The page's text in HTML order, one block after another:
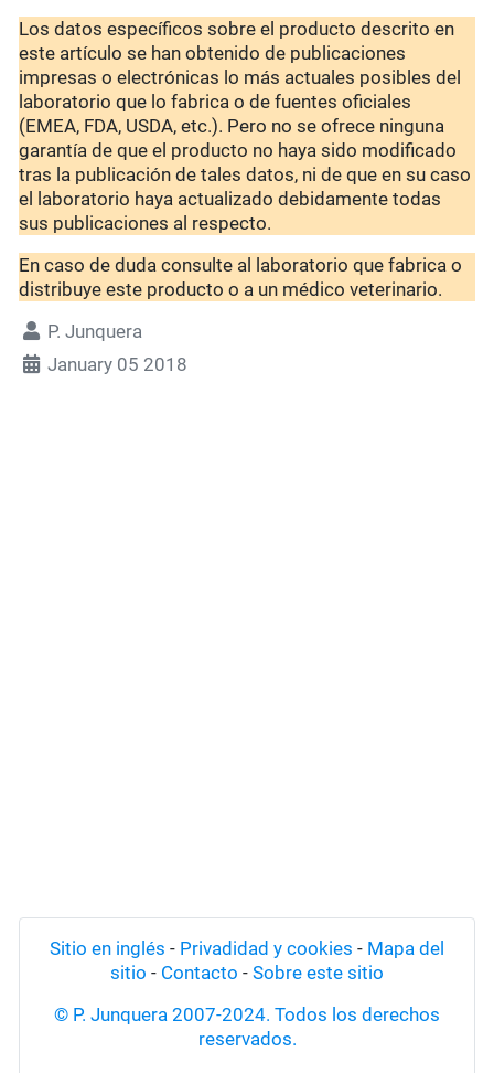
Los datos específicos sobre el producto descrito en
este artículo se han obtenido de publicaciones
impresas o electrónicas lo más actuales posibles del
laboratorio que lo fabrica o de fuentes oficiales
(EMEA, FDA, USDA, etc.). Pero no se ofrece ninguna
garantía de que el producto no haya sido modificado
tras la publicación de tales datos, ni de que en su caso
el laboratorio haya actualizado debidamente todas
sus publicaciones al respecto.
En caso de duda consulte al laboratorio que fabrica o
distribuye este producto o a un médico veterinario.
P. Junquera
January 05 2018
Sitio en inglés - Privadidad y cookies - Mapa del
sitio - Contacto - Sobre este sitio
© P. Junquera 2007-2024. Todos los derechos
reservados.